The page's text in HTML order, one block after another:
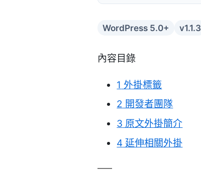
WordPress 5.0+ v1.1.3
內容目錄
1 外掛標籤
2 開發者團隊
3 原文外掛簡介
4 延伸相關外掛